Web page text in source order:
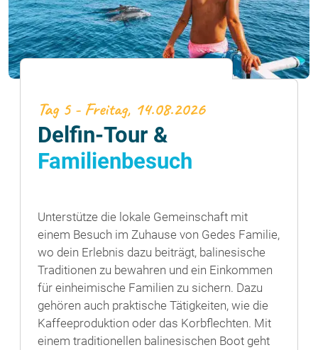
Tag 5 - Freitag, 14.08.2026
Delfin-Tour &
Familienbesuch
Unterstütze die lokale Gemeinschaft mit
einem Besuch im Zuhause von Gedes Familie,
wo dein Erlebnis dazu beiträgt, balinesische
Traditionen zu bewahren und ein Einkommen
für einheimische Familien zu sichern. Dazu
gehören auch praktische Tätigkeiten, wie die
Kaffeeproduktion oder das Korbflechten. Mit
einem traditionellen balinesischen Boot geht